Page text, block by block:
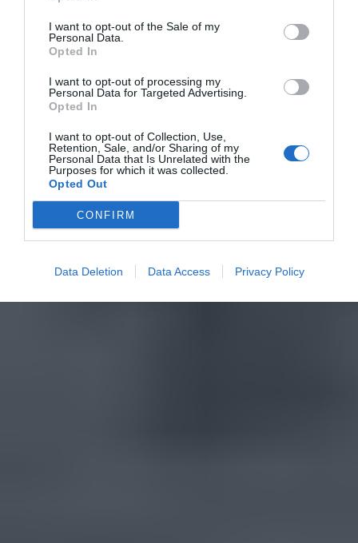
I want to opt-out of the Sale of my
Personal Data.
Opted In
I want to opt-out of processing my
Personal Data for Targeted Advertising.
Opted In
I want to opt-out of Collection, Use,
Retention, Sale, and/or Sharing of my
Personal Data that Is Unrelated with the
Purposes for which it was collected.
Opted Out
CONFIRM
Data Deletion Data Access Privacy Policy